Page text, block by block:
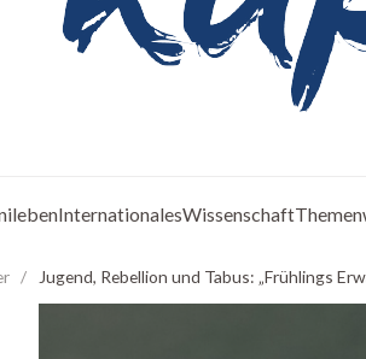
InternationalesWissenschaft
/ Jugend, Rebellion und Tabus: „Frühlings